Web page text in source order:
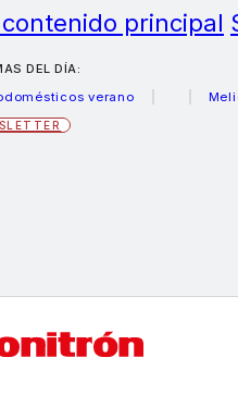
principal
DEL DÍA:
verano
Meliconi